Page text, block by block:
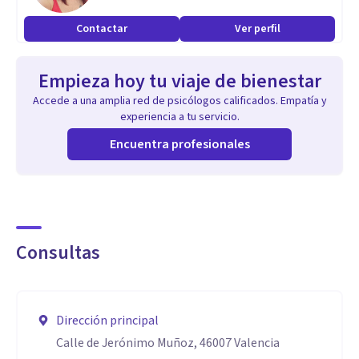
- Diplomada en "Trabajo social".
- Delegada de "Asociación de Peritos Judiciales" (ASOPER)
- Diferentes entrevistas en radio y en televisión.
Aptitudes
- Terapia de pareja.
malestar emocional por su relación inadecuadas con otras
personas).
- Psicóloga forense en temas civiles (matrimoniales) y
Contactar Ver perfil
Empieza hoy tu viaje de bienestar
Accede a una amplia red de psicólogos calificados. Empatía y
experiencia a tu servicio.
Encuentra profesionales
Consultas
Dirección principal
Calle de Jerónimo Muñoz, 46007 Valencia